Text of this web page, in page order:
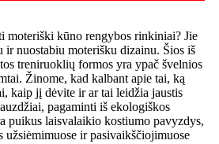
moteriški kūno rengybos rinkiniai? Jie
ir nuostabiu moterišku dizainu. Šios iš
treniruoklių formos yra ypač švelnios
Žinome, kad kalbant apie tai, ką
kaip jį dėvite ir ar tai leidžia jaustis
pagaminti iš ekologiškos
puikus laisvalaikio kostiumo pavyzdys,
užsiėmimuose ir pasivaikščiojimuose